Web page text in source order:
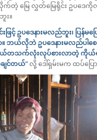
းလိုက်တဲ့ မြေ လွှတ်မြေရိုင်း ဥပဒေ
း။
ြင့် ဥပဒေနားမလည်ဘူး၊ ပြန်မ
ဘယ်လိုဘဲ ဥပဒေနားမလည်ပါစေ
ယ်တသက်လုံးလုပ်စားလာတဲ့ ကိုယ်
ချင်တယ်”လို့ ဒေါ်ရှမ်းမက ထပ်ပြေ